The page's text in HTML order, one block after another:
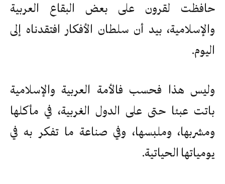
حافظت لقرون على بعض البقاع العربية
والإسلامية، بيد أن سلطان الأفكار افتقدناه إلى
اليوم.
وليس هذا فحسب فالأمة العربية والإسلامية
باتت عبئا حتى على الدول الغربية، في مأكلها
ومشربها، وملبسها، وفي صناعة ما تفكر به في
يومياتها الحياتية.